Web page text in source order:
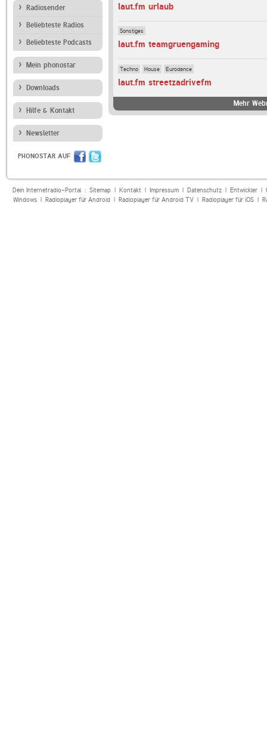
Radiosender
Beliebteste Radios
Beliebteste Podcasts
Mein phonostar
Downloads
Hilfe & Kontakt
Newsletter
PHONOSTAR AUF
laut.fm urlaub
Sonstiges
laut.fm teamgruengaming
Techno House Eurodance
laut.fm streetzadrivefm
Mehr
Dein Internetradio-Portal : Sitemap| Kontakt| Impressum| Datenschutz| Entwickler|
Windows| Radioplayer für Android| Radioplayer für Android TV| Radioplayer für iOS|